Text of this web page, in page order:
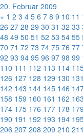
20. Februar 2009
« 1 2 3 4 5 6 7 8 9 10 11
26 27 28 29 30 31 32 33
48 49 50 51 52 53 54 55
70 71 72 73 74 75 76 77
92 93 94 95 96 97 98 99
110 111 112 113 114
126 127 128 129 130 131
142 143 144 145 146
158 159 160 161 162 163
174 175 176 177 178 179
190 191 192 193 194
206 207 208 209 210 211